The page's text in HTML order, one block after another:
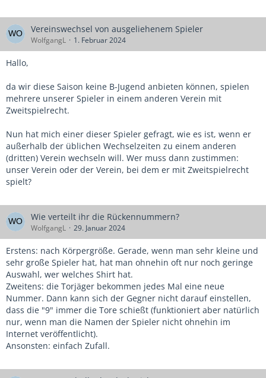
Vereinswechsel von ausgeliehenem Spieler
WolfgangL 1. Februar 2024
Hallo,
da wir diese Saison keine B-Jugend anbieten können, spielen
mehrere unserer Spieler in einem anderen Verein mit
Zweitspielrecht.
Nun hat mich einer dieser Spieler gefragt, wie es ist, wenn er
außerhalb der üblichen Wechselzeiten zu einem anderen
(dritten) Verein wechseln will. Wer muss dann zustimmen:
unser Verein oder der Verein, bei dem er mit Zweitspielrecht
spielt?
Wie verteilt ihr die Rückennummern?
WolfgangL 29. Januar 2024
Erstens: nach Körpergröße. Gerade, wenn man sehr kleine und
sehr große Spieler hat, hat man ohnehin oft nur noch geringe
Auswahl, wer welches Shirt hat.
Zweitens: die Torjäger bekommen jedes Mal eine neue
Nummer. Dann kann sich der Gegner nicht darauf einstellen,
dass die "9" immer die Tore schießt (funktioniert aber natürlich
nur, wenn man die Namen der Spieler nicht ohnehin im
Internet veröffentlicht).
Ansonsten: einfach Zufall.